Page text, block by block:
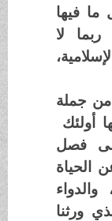
فيها
لا
جملة
أولئك
فصل